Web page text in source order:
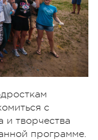
с
и творчества
программе.